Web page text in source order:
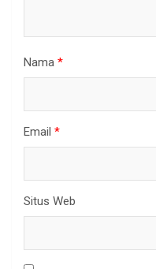
Nama *
Email *
Situs Web